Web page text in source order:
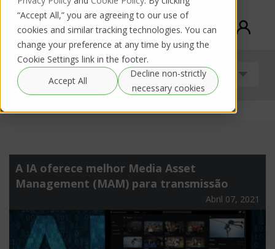
“Accept All,” you are agreeing to our use of
cookies and similar tracking technologies. You can
change your preference at any time by using the
Cookie Settings link in the footer.
Accept All
Decline non-strictly
necessary cookies
Sem categoria
A IA oferece melhor Media Asset
Management (MAM) para transmissão
Abril 07, 2021